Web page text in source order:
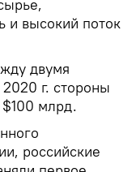
и высокий поток
двумя
г. стороны
млрд.
российские